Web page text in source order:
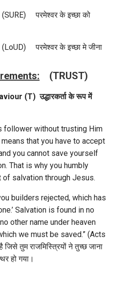
परमेश्वर के इच्छा को
परमेश्वर के इच्छा मे जीना
(TRUST)
(T)उद्धारकर्ता के रूप में
follower without trusting Him
that you have to accept
you cannot save yourself
That is why you humbly
of salvation through Jesus.
builders rejected, which has
Salvation is found in no
other name under heaven
we must be saved.” (Acts
तुम राजमिस्त्रियों ने तुच्‍छ जाना
हो गया।